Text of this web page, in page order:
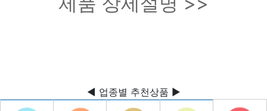
◀ 업종별 추천상품 ▶